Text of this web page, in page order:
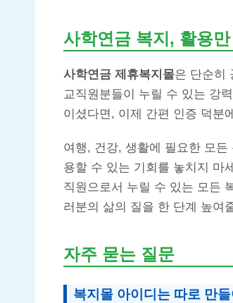
사학연금 복지, 활용
사학연금 제휴복지몰은 단순히
교직원분들이 누릴 수 있는 강
이셨다면, 이제 간편 인증 덕분
여행, 건강, 생활에 필요한 모든
용할 수 있는 기회를 놓치지 마
직원으로서 누릴 수 있는 모든
러분의 삶의 질을 한 단계 높여
자주 묻는 질문
복지몰 아이디는 따로 만